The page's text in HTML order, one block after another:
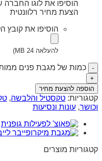
הוסיפו את לוגו
הצעת מחיר רלוונטית
הוסיפו את קובץ
להעלאה 24 MB)
כמות של מגבת פנים
הוספה להצעת מחיר
קטגוריות: טקסטיל והלבשה,
וכושר, עונות ונסיעות
קטגוריות מוצרים